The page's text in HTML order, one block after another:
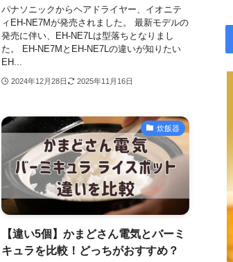
パナソニックからヘアドライヤー、イオニテ
ィEH-NE7Mが発売されました。 最新モデルの
発売に伴い、EH-NE7Lは型落ちとなりまし
た。 EH-NE7MとEH-NE7Lの違いが知りたい
EH...
2024年12月28日 2025年11月16日
炊飯器
【違い5個】かまどさん電気とバーミ
キュラを比較！どっちがおすすめ？